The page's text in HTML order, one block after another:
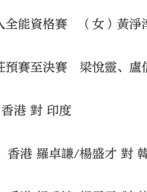
能資格賽 （女）黃淨
賽至決賽 梁悅靈、盧
港 對 印度
港 羅卓謙/楊盛才 對